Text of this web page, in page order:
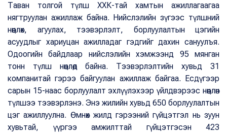
Таван толгой түлш ХХК-тай хамтын ажиллагаагаа
нягтруулан ажиллаж байна. Нийслэлийн зүгээс түлшний
нөөцлөх, агуулах, тээвэрлэлт, борлуулалтын цэгийн
асуудлыг хариуцан ажилладаг гэдгийг дахин сануулъя.
Одоогийн байдлаар нийслэлийн хэмжээнд 95 мянган
тонн түлш нөөцлөөд байна. Тээвэрлэлтийн хувьд 31
компанитай гэрээ байгуулан ажиллаж байгаа. Есдүгээр
сарын 15-наас борлуулалт эхлүүлэхээр үйлдвэрээс нөөцлөн
түлшээ тээвэрлэнэ. Энэ жилийн хувьд 650 борлуулалтын
цэг ажиллуулна. Өмнөх жилд гэрээний гүйцэтгэл нь зуун
хувьтай, үүргээ амжилттай гүйцэтгэсэн 423